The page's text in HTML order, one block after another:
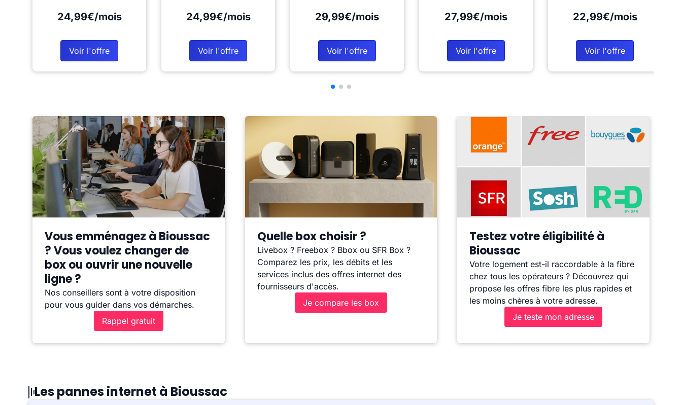
24,99€/mois
Voir l'offre
24,99€/mois
Voir l'offre
29,99€/mois
Voir l'offre
27,99€/mois
Voir l'offre
22,99€/mois
Voir l'offre
Vous emménagez à Bioussac
? Vous voulez changer de
box ou ouvrir une nouvelle
ligne ?
Nos conseillers sont à votre disposition
pour vous guider dans vos démarches.
Rappel gratuit
Quelle box choisir ?
Livebox ? Freebox ? Bbox ou SFR Box ?
Comparez les prix, les débits et les
services inclus des offres internet des
fournisseurs d'accès.
Je compare les box
Testez votre éligibilité à
Bioussac
Votre logement est-il raccordable à la fibre
chez tous les opérateurs ? Découvrez qui
propose les offres fibre les plus rapides et
les moins chères à votre adresse.
Je teste mon adresse
Les pannes internet à Bioussac